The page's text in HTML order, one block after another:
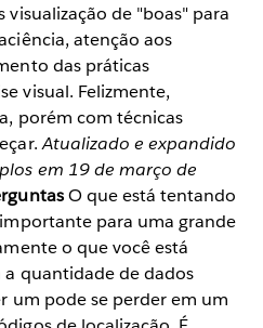
de "boas" para
atenção aos
das práticas
visual. Felizmente,
porém com técnicas
Atualizado e expandido
em 19 de março de
O que está tentando
para uma grande
o que você está
quantidade de dados
um pode se perder em um